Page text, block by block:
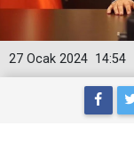
14:54
27 Ocak 2024